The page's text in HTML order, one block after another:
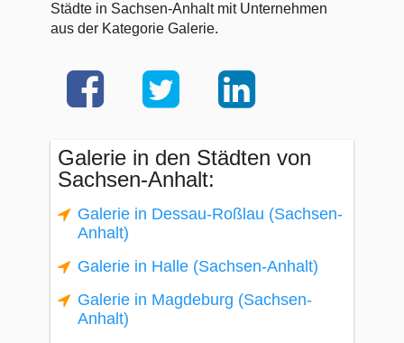
Städte in Sachsen-Anhalt mit Unternehmen
aus der Kategorie Galerie.
Galerie in den Städten von
Sachsen-Anhalt:
Galerie in Dessau-Roßlau (Sachsen-
Anhalt)
Galerie in Halle (Sachsen-Anhalt)
Galerie in Magdeburg (Sachsen-
Anhalt)